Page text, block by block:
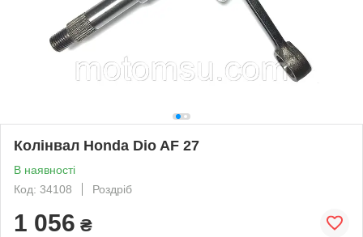
Колінвал Honda Dio AF 27
В наявності
Код: 34108
Роздріб
1 056 ₴